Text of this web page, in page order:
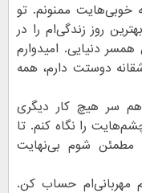
خوبی‌هایت ممنونم. تو
روز زندگی‌ام را در
همسر دنیایی. امیدوارم
دوستت دارم، همه
سر هیچ کار دیگری
را نگاه کنم. تا
مطمئن شوم بی‌نهایت
مهربانی‌ام حساب کن.